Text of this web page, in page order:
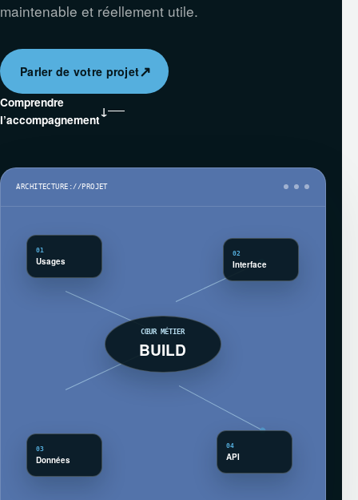
maintenable et réellement utile.
Parler de votre projet↗
Comprendre
l’accompagnement
↓
ARCHITECTURE://PROJET
CŒUR MÉTIER
BUILD
01
Usages
02
Interface
03
Données
04
API